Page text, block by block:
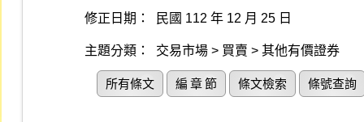
修正日期：
民國 112 年 12 月 25 日
主題分類： 交易市場 > 買賣 > 其他有價證券
所有條文 編 章 節 條文檢索 條號查詢